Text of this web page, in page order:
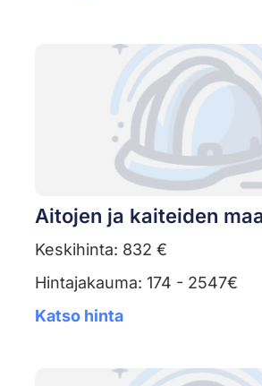
Aitojen ja kaiteiden
Keskihinta: 832 €
Hintajakauma: 174 - 2547€
Katso hinta